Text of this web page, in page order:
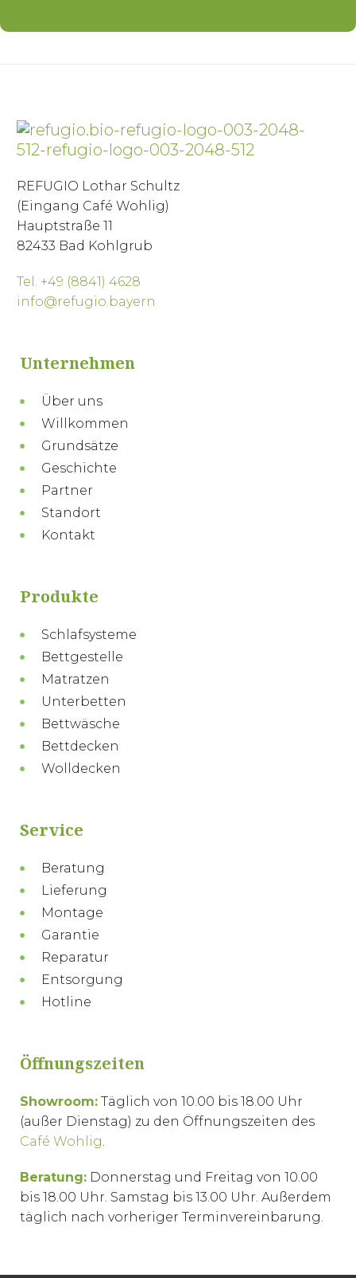
REFUGIO Lothar Schultz
(Eingang Café Wohlig)
Hauptstraße 11
82433 Bad Kohlgrub
Tel. +49 (8841) 4628
info@refugio.bayern
Unternehmen
Über uns
Willkommen
Grundsätze
Geschichte
Partner
Standort
Kontakt
Produkte
Schlafsysteme
Bettgestelle
Matratzen
Unterbetten
Bettwäsche
Bettdecken
Wolldecken
Service
Beratung
Lieferung
Montage
Garantie
Reparatur
Entsorgung
Hotline
Öffnungszeiten
Showroom: Täglich von 10.00 bis 18.00 Uhr
(außer Dienstag) zu den Öffnungszeiten des
Café Wohlig.
Beratung: Donnerstag und Freitag von 10.00
bis 18.00 Uhr. Samstag bis 13.00 Uhr. Außerdem
täglich nach vorheriger Terminvereinbarung.